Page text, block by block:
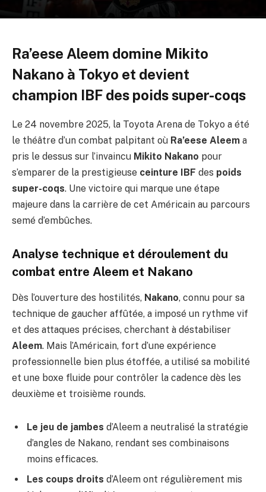
Ra’eese Aleem domine Mikito
Nakano à Tokyo et devient
champion IBF des poids super-coqs
Le 24 novembre 2025, la Toyota Arena de Tokyo a été
le théâtre d’un combat palpitant où Ra’eese Aleem a
pris le dessus sur l’invaincu Mikito Nakano pour
s’emparer de la prestigieuse ceinture IBF des poids
super-coqs. Une victoire qui marque une étape
majeure dans la carrière de cet Américain au parcours
semé d’embûches.
Analyse technique et déroulement du
combat entre Aleem et Nakano
Dès l’ouverture des hostilités, Nakano, connu pour sa
technique de gaucher affûtée, a imposé un rythme vif
et des attaques précises, cherchant à déstabiliser
Aleem. Mais l’Américain, fort d’une expérience
professionnelle bien plus étoffée, a utilisé sa mobilité
et une boxe fluide pour contrôler la cadence dès les
deuxième et troisième rounds.
Le jeu de jambes d’Aleem a neutralisé la stratégie
d’angles de Nakano, rendant ses combinaisons
moins efficaces.
Les coups droits d’Aleem ont régulièrement mis